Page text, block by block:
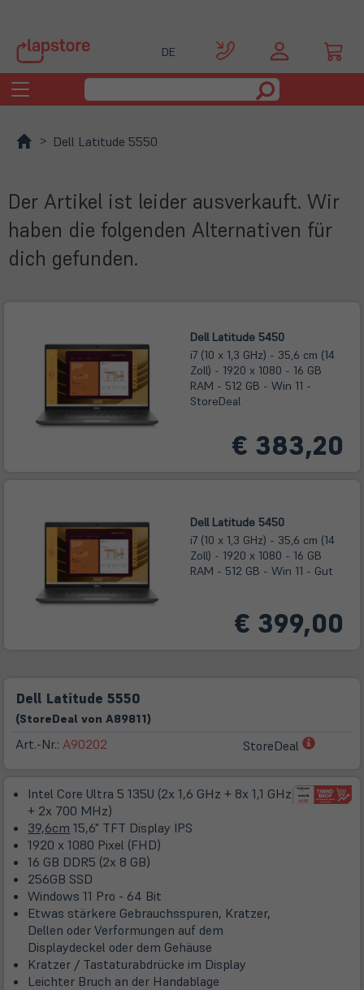
DE
Toggle
navigation
Dell Latitude 5550
Der Artikel ist leider ausverkauft. Wir
haben die folgenden Alternativen für
dich gefunden.
Dell Latitude 5450
i7 (10 x 1,3 GHz) - 35,6 cm (14
Zoll) - 1920 x 1080 - 16 GB
RAM - 512 GB - Win 11 -
StoreDeal
€ 383,20
Dell Latitude 5450
i7 (10 x 1,3 GHz) - 35,6 cm (14
Zoll) - 1920 x 1080 - 16 GB
RAM - 512 GB - Win 11 - Gut
€ 399,00
Dell Latitude 5550
(StoreDeal von A89811)
Art.-Nr.: A90202 StoreDeal
(öffnet
Tab)
Intel Core Ultra 5 135U (2x 1,6 GHz + 8x 1,1 GHz
+ 2x 700 MHz)
39,6cm 15,6" TFT Display IPS
1920 x 1080 Pixel (FHD)
16 GB DDR5 (2x 8 GB)
256GB SSD
Windows 11 Pro - 64 Bit
Etwas stärkere Gebrauchsspuren, Kratzer,
Dellen oder Verformungen auf dem
Displaydeckel oder dem Gehäuse
Kratzer / Tastaturabdrücke im Display
Leichter Bruch an der Handablage